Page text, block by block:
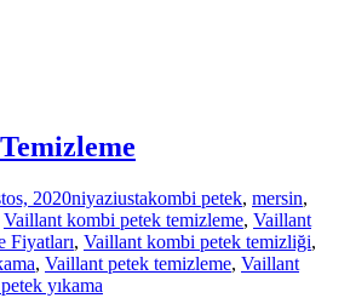
2020niyaziustakombi petek, mersin,
Vaillant kombi petek temizleme, Vaillant
Fiyatları, Vaillant kombi petek temizliği,
, Vaillant petek temizleme, Vaillant
yıkama